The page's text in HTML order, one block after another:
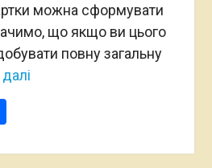
можна сформувати
що якщо ви цього
повну загальну
Поділитися